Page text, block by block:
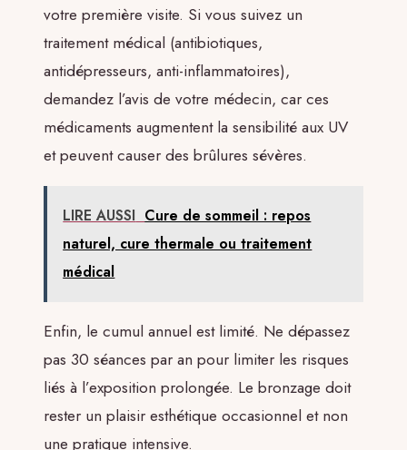
votre première visite. Si vous suivez un
traitement médical (antibiotiques,
antidépresseurs, anti-inflammatoires),
demandez l’avis de votre médecin, car ces
médicaments augmentent la sensibilité aux UV
et peuvent causer des brûlures sévères.
LIRE AUSSI Cure de sommeil : repos
naturel, cure thermale ou traitement
médical
Enfin, le cumul annuel est limité. Ne dépassez
pas 30 séances par an pour limiter les risques
liés à l’exposition prolongée. Le bronzage doit
rester un plaisir esthétique occasionnel et non
une pratique intensive.